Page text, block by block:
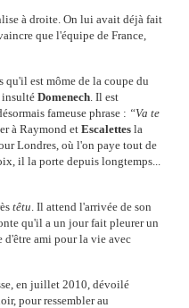
à droite. On lui avait déjà fait
que l'équipe de France,
qu'il est môme de la coupe du
insulté Domenech. Il est
fameuse phrase : “Va te
à Raymond etEscalettes la
Londres, où l'on paye tout de
il la porte depuis longtemps...
têtu. Il attend l'arrivée de son
qu'il a un jour fait pleurer un
d'être ami pour la vie avec
en juillet 2010, dévoilé
pour ressembler au